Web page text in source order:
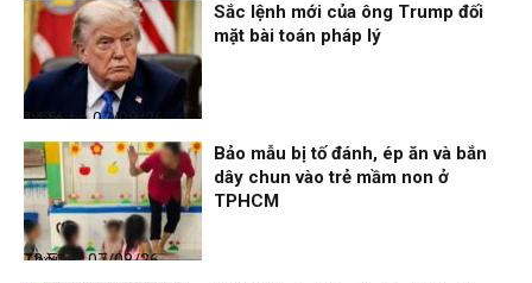
Điểm tin
07/08/26, 14:56
Sắc lệnh mới của ông Trump đối
mặt bài toán pháp lý
Thời sự
07/08/26, 12:51
Bảo mẫu bị tố đánh, ép ăn và bắn
dây chun vào trẻ mầm non ở
TPHCM